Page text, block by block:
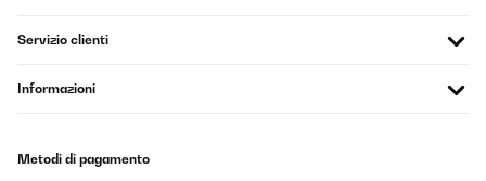
Tradurre
VALUTAZIONE VERIFICATA
The pasta turned out great, I used egg instead of water.
Servizio clienti
Informazioni
Metodi di pagamento